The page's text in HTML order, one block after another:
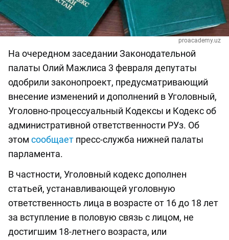
proacademy.uz
На очередном заседании Законодательной
палаты Олий Мажлиса 3 февраля депутаты
одобрили законопроект, предусматривающий
внесение изменений и дополнений в Уголовный,
Уголовно-процессуальный Кодексы и Кодекс об
административной ответственности РУз. Об
этом сообщает пресс-служба нижней палаты
парламента.
В частности, Уголовный кодекс дополнен
статьей, устанавливающей уголовную
ответственность лица в возрасте от 16 до 18 лет
за вступление в половую связь с лицом, не
достигшим 18-летнего возраста, или